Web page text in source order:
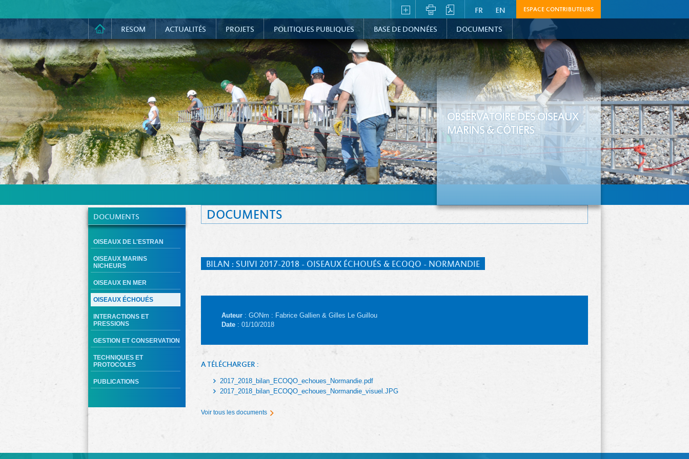
ESPACE CONTRIBUTEURS
RESOM ACTUALITÉS PROJETS POLITIQUES PUBLIQUES BASE DE DONNÉES DOCUMENTS
OBSERVATOIRE DES OISEAUX
MARINS & CÔTIERS
DOCUMENTS
OISEAUX DE L'ESTRAN
OISEAUX MARINS
NICHEURS
OISEAUX EN MER
OISEAUX ÉCHOUÉS
INTERACTIONS ET
PRESSIONS
GESTION ET CONSERVATION
TECHNIQUES ET
PROTOCOLES
PUBLICATIONS
DOCUMENTS
BILAN : SUIVI 2017-2018 - OISEAUX ÉCHOUÉS & ECOQO - NORMANDIE
Auteur : GONm : Fabrice Gallien & Gilles Le Guillou
Date : 01/10/2018
A TÉLÉCHARGER :
2017_2018_bilan_ECOQO_echoues_Normandie.pdf
2017_2018_bilan_ECOQO_echoues_Normandie_visuel.JPG
Voir tous les documents